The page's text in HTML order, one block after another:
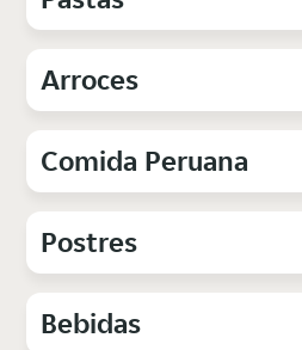
Arroces
Comida Peruana
Postres
Bebidas